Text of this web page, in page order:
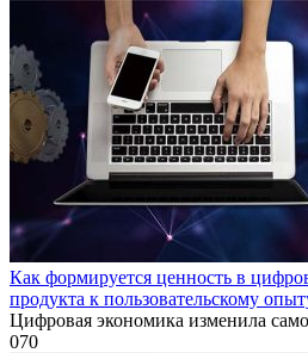
Как формируется ценность в
продукта к пользовательскому
Цифровая экономика изменила
070